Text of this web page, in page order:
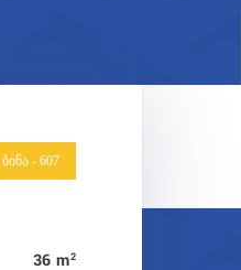
ბინა - 607
36 m2